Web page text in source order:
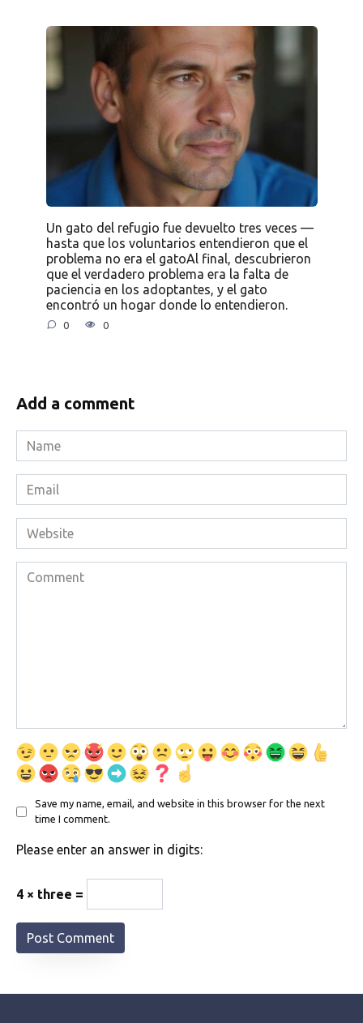
Un gato del refugio fue devuelto tres veces —
hasta que los voluntarios entendieron que el
problema no era el gatoAl final, descubrieron
que el verdadero problema era la falta de
paciencia en los adoptantes, y el gato
encontró un hogar donde lo entendieron.
0 0
Add a comment
Name
*
Email
*
Website
Comment
Save my name, email, and website in this browser for the next
time I comment.
Please enter an answer in digits:
4 × three =